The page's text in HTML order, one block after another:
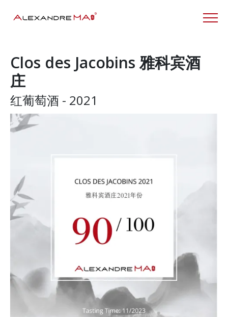
Clos des Jacobins 雅科宾酒
庄
红葡萄酒 - 2021